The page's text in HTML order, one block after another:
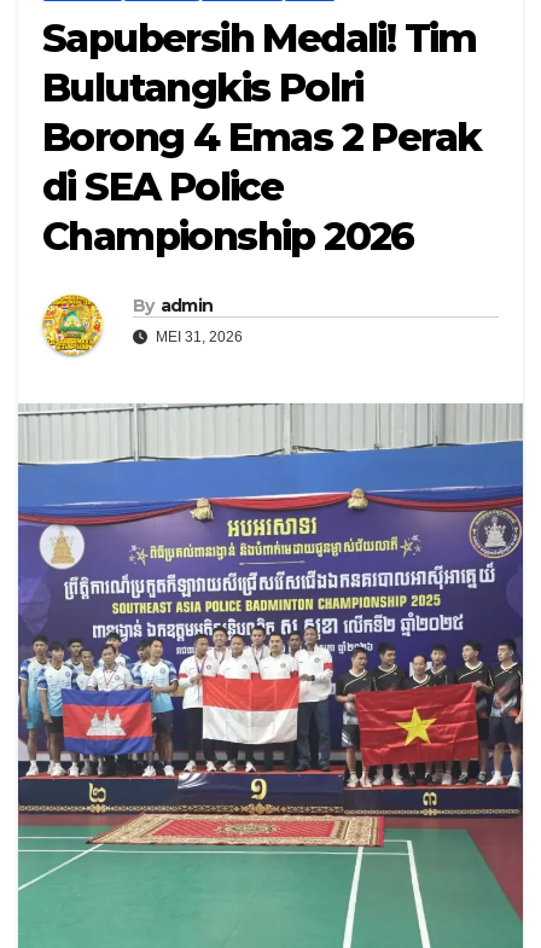
Sapubersih Medali! Tim
Bulutangkis Polri
Borong 4 Emas 2 Perak
di SEA Police
Championship 2026
By admin
MEI 31, 2026